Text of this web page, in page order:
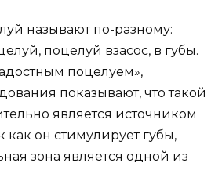
называют по-разному:
поцелуй взасос, в губы.
поцелуем»,
показывают, что такой
является источником
как он стимулирует губы,
зона является одной из